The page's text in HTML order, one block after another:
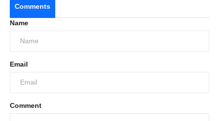
Comments
Name
Email
Comment